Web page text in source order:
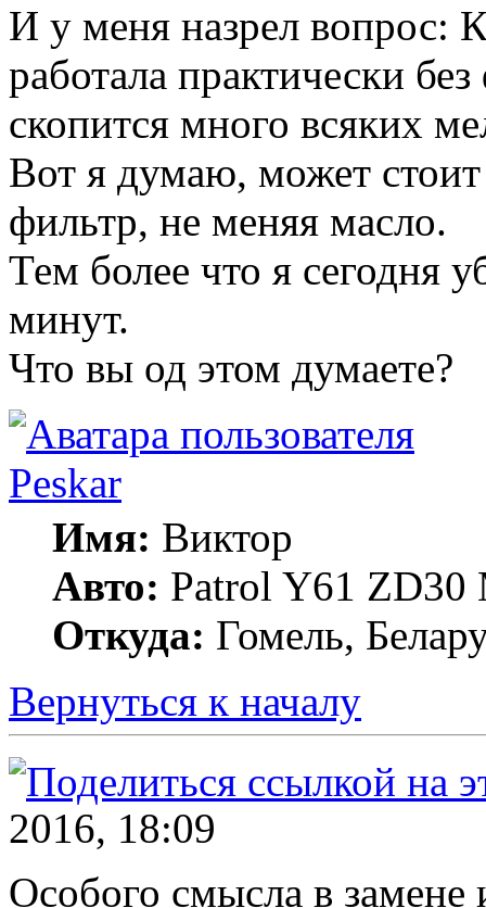
И у меня назрел вопрос:
работала практически
скопится много всяких
Вот я думаю, может
фильтр, не меняя масло.
Тем более что я сегодня
минут.
Что вы од этом думаете?
Peskar
Имя: Виктор
Авто: Patrol Y61
Откуда: Гомель,
Вернуться к началу
2016, 18:09
Особого смысла в